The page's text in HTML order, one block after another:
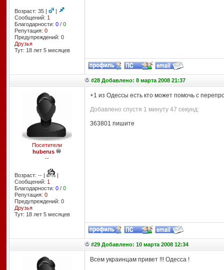
Возраст: 35 |
|
Сообщений: 1
Благодарности: 0/ 0
Репутация: 0
Предупреждений: 0
Друзья
Тут: 18 лет 5 месяцев
#28 Добавлено: 8 марта 2008 21:37
Посетители
huberus
--
Возраст: -- |
|
Сообщений: 1
Благодарности: 0/ 0
Репутация: 0
Предупреждений: 0
Друзья
Тут: 18 лет 5 месяцев
+1 из Одессы есть кто может помочь с
Добавлено спустя 1 минуту 47 секунд:
363801 пишите
#29 Добавлено: 10 марта 2008 12:34
Всем украинцам привет !!! Одесса !